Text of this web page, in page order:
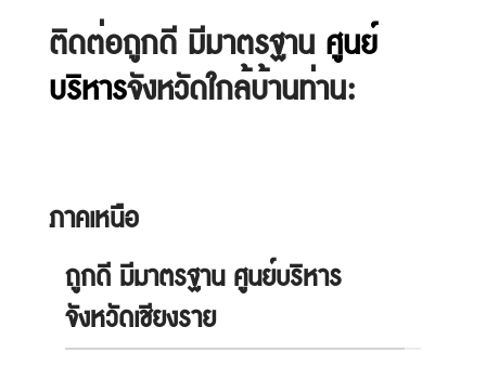
ติดต่อถูกดี มีมาตรฐาน ศูนย์
บริหารจังหวัดใกล้บ้านท่าน:
ภาคเหนือ
ถูกดี มีมาตรฐาน ศูนย์บริหาร
จังหวัดเชียงราย